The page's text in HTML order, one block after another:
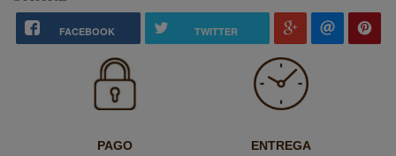
FACEBOOK TWITTER
PAGO
ENTREGA